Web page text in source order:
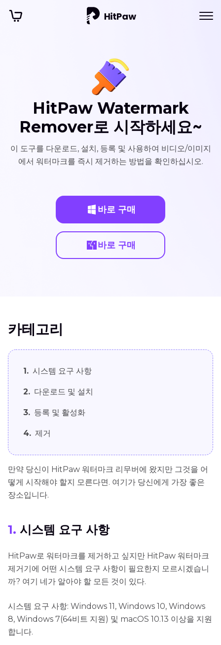
HitPaw Watermark
Remover로 시작하세요~
이 도구를 다운로드, 설치, 등록 및 사용하여 비디오/이미지
에서 워터마크를 즉시 제거하는 방법을 확인하십시오.
바로 구매
바로 구매
카테고리
1. 시스템 요구 사항
2. 다운로드 및 설치
3. 등록 및 활성화
4. 제거
만약 당신이 HitPaw 워터마크 리무버에 왔지만 그것을 어
떻게 시작해야 할지 모른다면. 여기가 당신에게 가장 좋은
장소입니다.
1. 시스템 요구 사항
HitPaw로 워터마크를 제거하고 싶지만 HitPaw 워터마크
제거기에 어떤 시스템 요구 사항이 필요한지 모르시겠습니
까? 여기 네가 알아야 할 모든 것이 있다.
시스템 요구 사항: Windows 11, Windows 10, Windows
8, Windows 7(64비트 지원) 및 macOS 10.13 이상을 지원
합니다.